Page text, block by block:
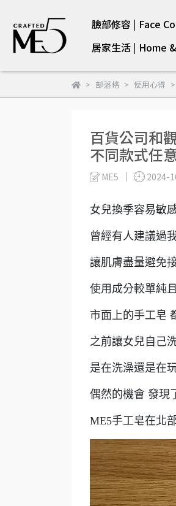
臉部修容 | Face
居家生活 | Home
部落格 使用心得
百貨公司和
不同款式任
ME5 2024-
女兒換季容易敏
曾經有人建議過
讓肌膚盡量避免
使用成分較單純
市面上的手工皂
之前讓女兒自己
是在洗澡還是在
偶然的機會 發現
ME5手工皂在北